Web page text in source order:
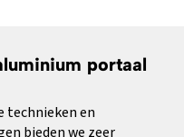
portaal
technieken en
bieden we zeer